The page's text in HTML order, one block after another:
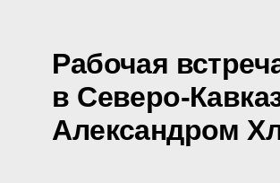
Рабочая
в Северо-
Александром